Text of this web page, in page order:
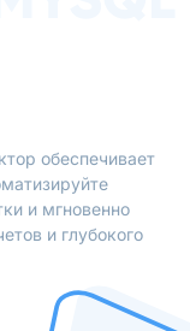
обеспечивает
и мгновенно
и глубокого